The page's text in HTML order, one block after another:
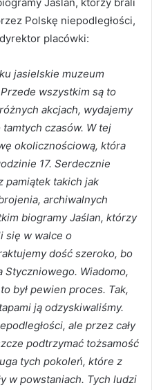
Polskę niepodległości,
placówki:
jasielskie muzeum
wszystkim są to
akcjach, wydajemy
czasów. W tej
okolicznościową, która
17. Serdecznie
pamiątek takich jak
archiwalnych
biogramy Jaślan, którzy
się w walce o
dość szeroko, bo
Styczniowego. Wiadomo,
był pewien proces. Tak,
ją odzyskiwaliśmy.
ale przez cały
podtrzymać tożsamość
tych pokoleń, które z
w powstaniach. Tych ludzi